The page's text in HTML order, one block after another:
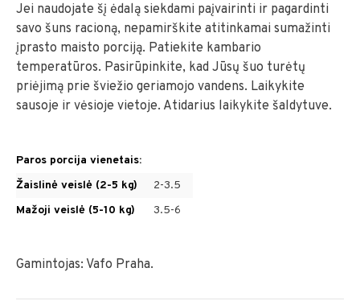
Jei naudojate šį ėdalą siekdami paįvairinti ir pagardinti
savo šuns racioną, nepamirškite atitinkamai sumažinti
įprasto maisto porciją. Patiekite kambario
temperatūros. Pasirūpinkite, kad Jūsų šuo turėtų
priėjimą prie šviežio geriamojo vandens. Laikykite
sausoje ir vėsioje vietoje. Atidarius laikykite šaldytuve.
Paros porcija vienetais:
Žaislinė veislė (2-5 kg)
2-3.5
Mažoji veislė (5-10 kg)
3.5-6
Gamintojas: Vafo Praha.